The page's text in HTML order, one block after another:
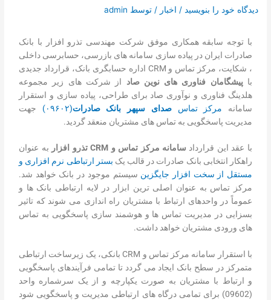
دیدگاه‌ خود را بنویسید / اخبار / توسط admin
با توجه سابقه همکاری موفق شرکت مهندسی تذرو افزار با بانک
صادرات ایران در پیاده سازی سامانه های بازرسی، حسابرسی داخلی
، شکایت، مرکز تماس و CRM اداره حسابگری بانک، قرارداد جدیدی
با پیشگامان فناوری های نوین صاد از شرکت های زیر مجموعه
هلدینگ فناوری و نوآوری صاد برای طراحی، پیاده سازی و استقرار
سامانه مرکز تماسصدای سپهر بانک صادرات(۰۹۶۰۲)
جهت
مدیریت پاسخگویی به تماس های مشتریان منعقد گردید.
با عقد این قرارداد سامانه مرکز تماس و CRM تذرو افزار
به عنوان
راهکار انتخابی بانک صادرات در قالب یک بستر ارتباطی نرم افزاری و
مستقل از سخت افزار جایگزین سیستم موجود در بانک خواهد شد.
مرکز تماس به عنوان اصلی ترین ابزار در لایه ارتباطی بانک ها و
عموماً در واحدهای ارتباط با مشتریان راه اندازی می شوند که تاثیر
بسزایی در مدیریت تماس ها و هوشمند سازی پاسخگویی به تماس
های ورودی مشتریان خواهد داشت.
با استقرار سامانه مرکز تماس و CRM بانکی، یک زیرساخت ارتباطی
متمرکز در سطح بانک ایجاد می گردد تا تمامی فرآیندهای پاسخگویی
و ارتباط با مشتریان به صورت یکپارچه و از یک سرشماره واحد
(09602) برای تمامی درگاه های ارتباطی مدیریت و پاسخگویی شود